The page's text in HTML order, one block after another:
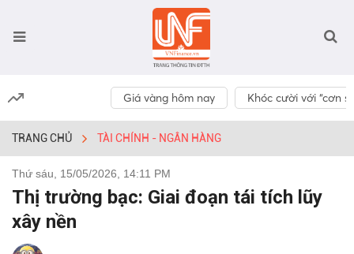
Giá vàng hôm nay Khóc cười với “cơn
TRANG CHỦ TÀI CHÍNH - NGÂN HÀNG
Thứ sáu, 15/05/2026, 14:11 PM
Thị trường bạc: Giai đoạn tái tích lũy
xây nền